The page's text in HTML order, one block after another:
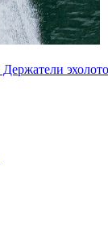
Держатели